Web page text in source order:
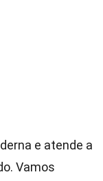
e atende a
Vamos